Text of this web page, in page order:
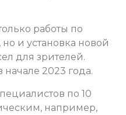
работы по
и установка новой
для зрителей.
2023 года.
по 10
например,